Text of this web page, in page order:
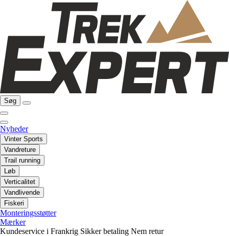
Søg
Nyheder
Vinter Sports
Vandreture
Trail running
Løb
Verticalitet
Vandlivende
Fiskeri
Monteringsstøtter
Mærker
Kundeservice i Frankrig Sikker betaling Nem retur